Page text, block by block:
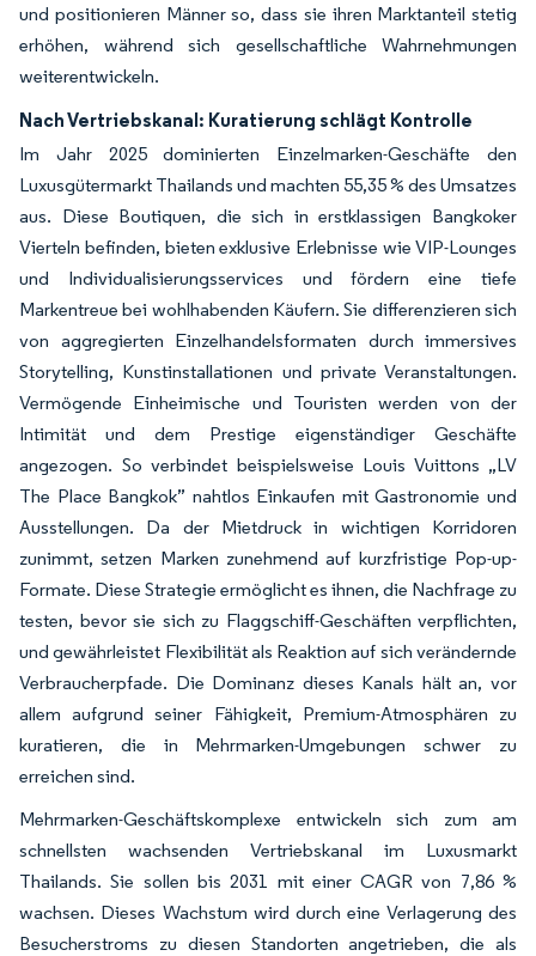
und positionieren Männer so, dass sie ihren Marktanteil stetig
erhöhen, während sich gesellschaftliche Wahrnehmungen
weiterentwickeln.
Nach Vertriebskanal: Kuratierung schlägt Kontrolle
Im Jahr 2025 dominierten Einzelmarken-Geschäfte den
Luxusgütermarkt Thailands und machten 55,35 % des Umsatzes
aus. Diese Boutiquen, die sich in erstklassigen Bangkoker
Vierteln befinden, bieten exklusive Erlebnisse wie VIP-Lounges
und Individualisierungsservices und fördern eine tiefe
Markentreue bei wohlhabenden Käufern. Sie differenzieren sich
von aggregierten Einzelhandelsformaten durch immersives
Storytelling, Kunstinstallationen und private Veranstaltungen.
Vermögende Einheimische und Touristen werden von der
Intimität und dem Prestige eigenständiger Geschäfte
angezogen. So verbindet beispielsweise Louis Vuittons „LV
The Place Bangkok” nahtlos Einkaufen mit Gastronomie und
Ausstellungen. Da der Mietdruck in wichtigen Korridoren
zunimmt, setzen Marken zunehmend auf kurzfristige Pop-up-
Formate. Diese Strategie ermöglicht es ihnen, die Nachfrage zu
testen, bevor sie sich zu Flaggschiff-Geschäften verpflichten,
und gewährleistet Flexibilität als Reaktion auf sich verändernde
Verbraucherpfade. Die Dominanz dieses Kanals hält an, vor
allem aufgrund seiner Fähigkeit, Premium-Atmosphären zu
kuratieren, die in Mehrmarken-Umgebungen schwer zu
erreichen sind.
Mehrmarken-Geschäftskomplexe entwickeln sich zum am
schnellsten wachsenden Vertriebskanal im Luxusmarkt
Thailands. Sie sollen bis 2031 mit einer CAGR von 7,86 %
wachsen. Dieses Wachstum wird durch eine Verlagerung des
Besucherstroms zu diesen Standorten angetrieben, die als